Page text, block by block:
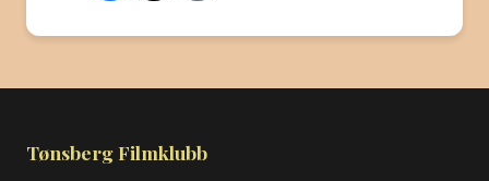
Tønsberg Filmklubb